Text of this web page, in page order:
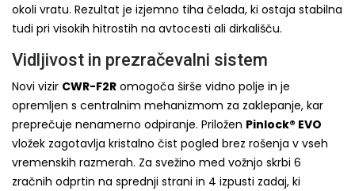
okoli vratu. Rezultat je izjemno tiha čelada, ki ostaja stabilna
tudi pri visokih hitrostih na avtocesti ali dirkališču.
Vidljivost in prezračevalni sistem
Novi vizir CWR-F2R omogoča širše vidno polje in je
opremljen s centralnim mehanizmom za zaklepanje, kar
preprečuje nenamerno odpiranje. Priložen Pinlock® EVO
vložek zagotavlja kristalno čist pogled brez rošenja v vseh
vremenskih razmerah. Za svežino med vožnjo skrbi 6
zračnih odprtin na sprednji strani in 4 izpusti zadaj, ki